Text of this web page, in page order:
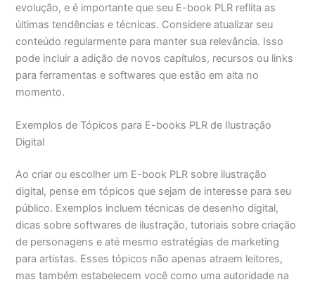
evolução, e é importante que seu E-book PLR reflita as
últimas tendências e técnicas. Considere atualizar seu
conteúdo regularmente para manter sua relevância. Isso
pode incluir a adição de novos capítulos, recursos ou links
para ferramentas e softwares que estão em alta no
momento.
Exemplos de Tópicos para E-books PLR de Ilustração
Digital
Ao criar ou escolher um E-book PLR sobre ilustração
digital, pense em tópicos que sejam de interesse para seu
público. Exemplos incluem técnicas de desenho digital,
dicas sobre softwares de ilustração, tutoriais sobre criação
de personagens e até mesmo estratégias de marketing
para artistas. Esses tópicos não apenas atraem leitores,
mas também estabelecem você como uma autoridade na